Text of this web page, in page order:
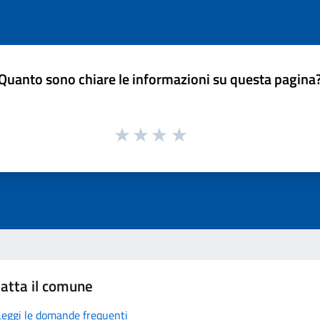
sono chiare le informazioni su questa
il comune
le domande frequenti